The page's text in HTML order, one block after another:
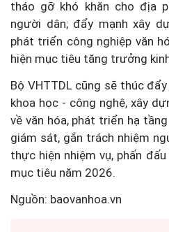
tháo gỡ khó khăn cho địa
người dân; đẩy mạnh xây
phát triển công nghiệp văn
hiện mục tiêu tăng trưởng
Bộ VHTTDL cũng sẽ thúc
khoa học - công nghệ, xây
về văn hóa, phát triển hạ
giám sát, gắn trách nhiệm
thực hiện nhiệm vụ, phấn
mục tiêu năm 2026.
Nguồn: baovanhoa.vn